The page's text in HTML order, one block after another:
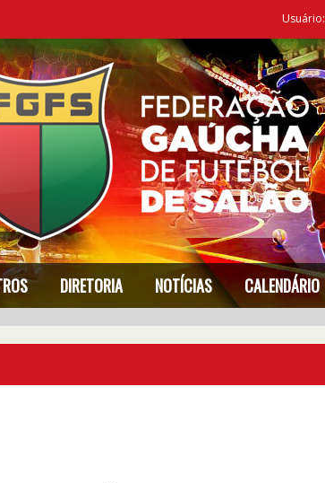
Usuário:
DIRETORIA NOTÍCIAS CALENDÁRIO